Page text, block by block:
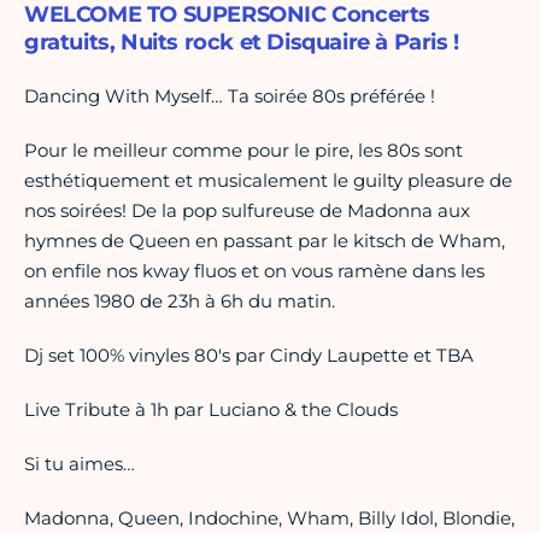
WELCOME TO SUPERSONIC Concerts
gratuits, Nuits rock et Disquaire à Paris !
Dancing With Myself… Ta soirée 80s préférée !
Pour le meilleur comme pour le pire, les 80s sont
esthétiquement et musicalement le guilty pleasure de
nos soirées! De la pop sulfureuse de Madonna aux
hymnes de Queen en passant par le kitsch de Wham,
on enfile nos kway fluos et on vous ramène dans les
années 1980 de 23h à 6h du matin.
Dj set 100% vinyles 80's par Cindy Laupette et TBA
Live Tribute à 1h par Luciano & the Clouds
Si tu aimes…
Madonna, Queen, Indochine, Wham, Billy Idol, Blondie,